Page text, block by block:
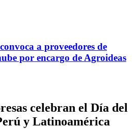
a proveedores de
por encargo de Agroideas
celebran el Día del
y Latinoamérica